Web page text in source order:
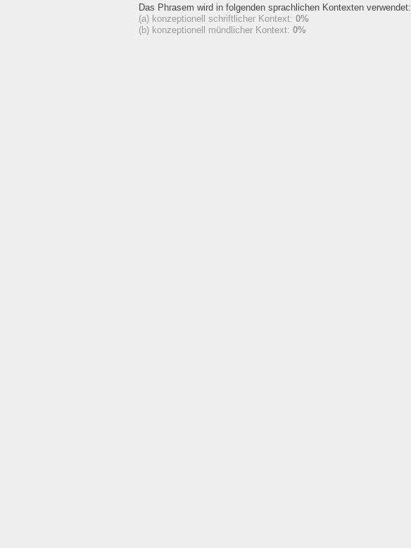
Das Phrasem wird in folgenden sprachlichen Kontexten verwendet:
(a) konzeptionell schriftlicher Kontext: 0%
(b) konzeptionell mündlicher Kontext: 0%